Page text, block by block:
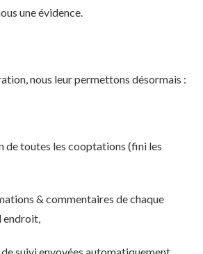
une évidence.
nous leur permettons désormais :
de toutes les cooptations (fini les
& commentaires de chaque
endroit,